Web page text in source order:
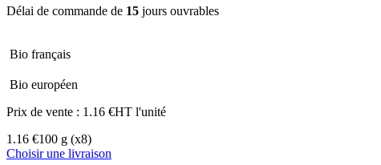
Délai de commande de 15 jours ouvrables
Bio français
Bio européen
Prix de vente : 1.16 €HT l'unité
1.16 €100 g (x8)
Choisir une livraison